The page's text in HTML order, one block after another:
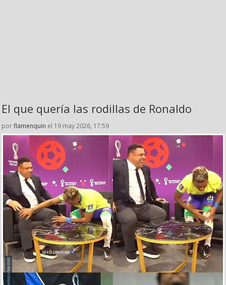
El que quería las rodillas de Ronaldo
porflamenquin el 19 may 2026, 17:59